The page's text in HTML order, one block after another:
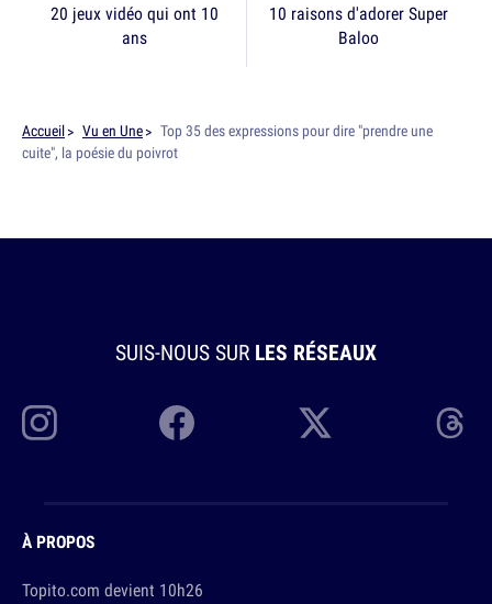
20 jeux vidéo qui ont 10
ans
10 raisons d'adorer Super
Baloo
Accueil Vu en Une
Top 35 des expressions pour dire "prendre une
cuite", la poésie du poivrot
SUIS-NOUS SUR LES RÉSEAUX
À PROPOS
Topito.com devient 10h26